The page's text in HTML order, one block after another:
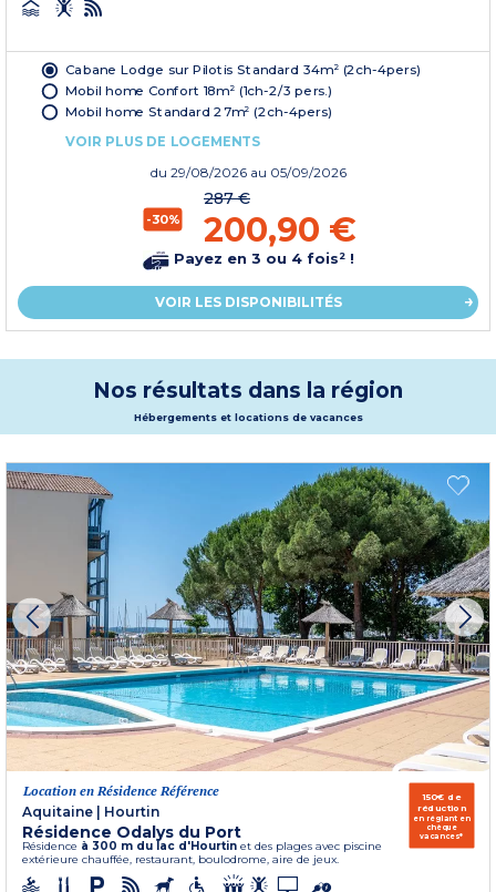
Cabane Lodge sur Pilotis Standard 34m² (2ch-4pers)
Mobil home Confort 18m² (1ch-2/3 pers.)
Mobil home Standard 27m² (2ch-4pers)
VOIR PLUS DE LOGEMENTS
du 29/08/2026 au 05/09/2026
-30%
287 €
200,90 €
Payez en 3 ou 4 fois² !
VOIR LES DISPONIBILITÉS
Nos résultats dans la région
Hébergements et locations de vacances
Location en Résidence Référence
Aquitaine
Hourtin
Résidence Odalys du Port
Résidence à 300 m du lac d'Hourtin et des plages avec piscine
extérieure chauffée, restaurant, boulodrome, aire de jeux.
150€ de
réduction
en réglant en
chèque
vacances*